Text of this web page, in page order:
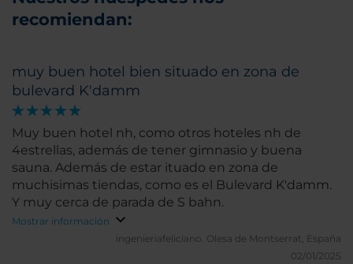
recomiendan:
muy buen hotel bien situado en zona de
bulevard K'damm
Muy buen hotel nh, como otros hoteles nh de
4estrellas, además de tener gimnasio y buena
sauna. Además de estar ituado en zona de
muchisimas tiendas, como es el Bulevard K'damm.
Y muy cerca de parada de S bahn.
Mostrar información
ingenieriafeliciano. Olesa de Montserrat, España
02/01/2025